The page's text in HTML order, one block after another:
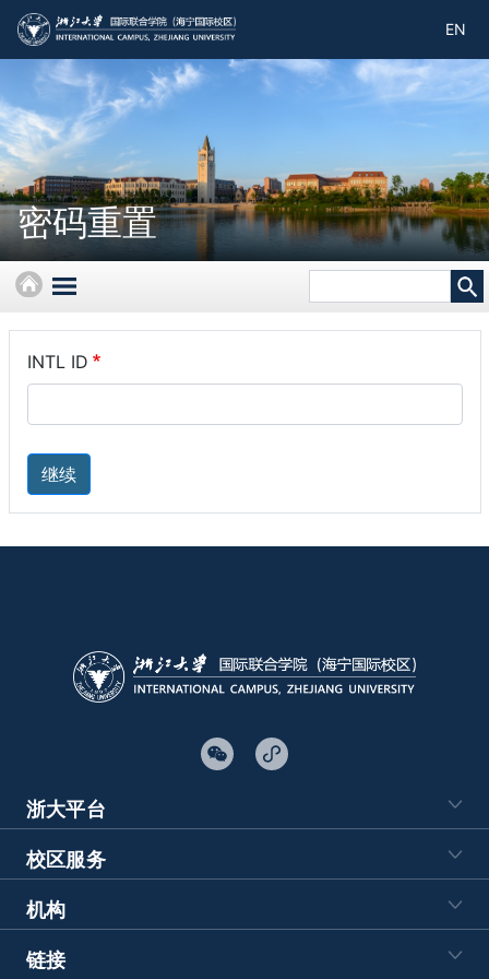
到
容
EN
密码重置
首
页
INTL ID
继续
浙大平台
校区服务
机构
链接